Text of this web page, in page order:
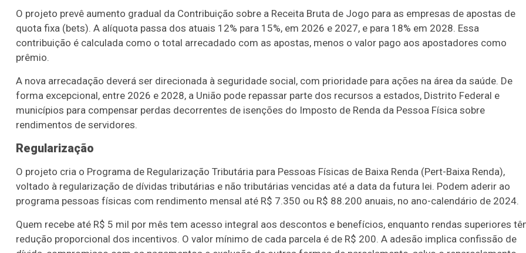
O projeto prevê aumento gradual da Contribuição sobre a Receita Bruta de Jogo para as empresas de apostas de
quota fixa (bets). A alíquota passa dos atuais 12% para 15%, em 2026 e 2027, e para 18% em 2028. Essa
contribuição é calculada como o total arrecadado com as apostas, menos o valor pago aos apostadores como
prêmio.
A nova arrecadação deverá ser direcionada à seguridade social, com prioridade para ações na área da saúde. De
forma excepcional, entre 2026 e 2028, a União pode repassar parte dos recursos a estados, Distrito Federal e
municípios para compensar perdas decorrentes de isenções do Imposto de Renda da Pessoa Física sobre
rendimentos de servidores.
Regularização
O projeto cria o Programa de Regularização Tributária para Pessoas Físicas de Baixa Renda (Pert-Baixa Renda),
voltado à regularização de dívidas tributárias e não tributárias vencidas até a data da futura lei. Podem aderir ao
programa pessoas físicas com rendimento mensal até R$ 7.350 ou R$ 88.200 anuais, no ano-calendário de 2024.
Quem recebe até R$ 5 mil por mês tem acesso integral aos descontos e benefícios, enquanto rendas superiores
redução proporcional dos incentivos. O valor mínimo de cada parcela é de R$ 200. A adesão implica confissão de